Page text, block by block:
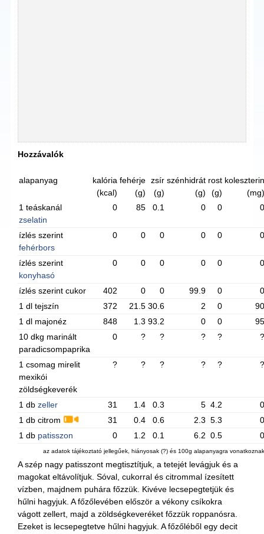
Hozzávalók
alapanyag
kalória
(kcal)
fehérje
(g)
zsír
(g)
szénhidrát
(g)
rost
(g)
1 teáskanál
zselatin
0 85 0.1 0 0
ízlés szerint
fehérbors
0 0 0 0 0
ízlés szerint
konyhasó
0 0 0 0 0
ízlés szerint cukor 402 0 0 99.9 0
1 dl tejszín
372 21.5 30.6 2 0
1 dl majonéz
848 1.3 93.2 0 0
10 dkg marinált
paradicsompaprika
0 ? ? ? ?
1 csomag mirelit
mexikói
zöldségkeverék
? ? ? ? ?
1 dbzeller 31 1.4 0.3 5 4.2
1 db citrom
31 0.4 0.6 2.3 5.3
1 db patisszon 0 1.2 0.1 6.2 0.5
az adatok tájékoztató jellegűek, hiányosak (?) és 100g alapanyagra
A szép nagy patisszont megtisztítjuk, a tetejét levágjuk és a
magokat eltávolítjuk. Sóval, cukorral és citrommal ízesített
vízben, majdnem puhára főzzük. Kivéve lecsepegtetjük és
hűlni hagyjuk. A főzőlevében először a vékony csíkokra
vágott zellert, majd a zöldségkeveréket főzzük roppanósra.
Ezeket is lecsepegtetve hűlni hagyjuk. A főzőléből egy decit